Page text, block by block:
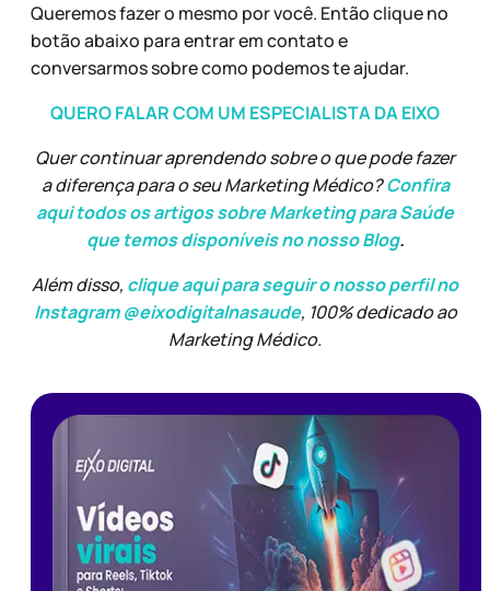
Queremos fazer o mesmo por você. Então clique no
botão abaixo para entrar em contato e
conversarmos sobre como podemos te ajudar.
QUERO FALAR COM UM ESPECIALISTA DA EIXO
Quer continuar aprendendo sobre o que pode fazer
a diferença para o seu Marketing Médico?Confira
aqui todos os artigos sobre Marketing para Saúde
que temos disponíveis no nosso Blog.
Além disso, clique aqui para seguir o nosso perfil no
Instagram @eixodigitalnasaude, 100% dedicado ao
Marketing Médico.